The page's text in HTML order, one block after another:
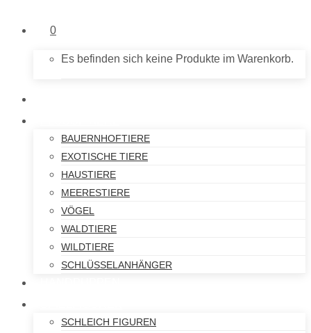
0
Es befinden sich keine Produkte im Warenkorb.
BAUERNHOFTIERE
EXOTISCHE TIERE
HAUSTIERE
MEERESTIERE
VÖGEL
WALDTIERE
WILDTIERE
SCHLÜSSELANHÄNGER
SCHLEICH FIGUREN